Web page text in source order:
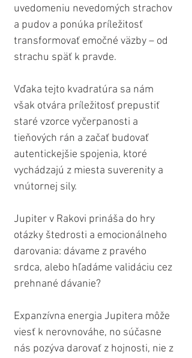
uvedomeniu nevedomých strachov
a pudov a ponúka príležitosť
transformovať emočné väzby – od
strachu späť k pravde.
Vďaka tejto kvadratúra sa nám
však otvára príležitosť prepustiť
staré vzorce vyčerpanosti a
tieňových rán a začať budovať
autentickejšie spojenia, ktoré
vychádzajú z miesta suverenity a
vnútornej sily.
Jupiter v Rakovi prináša do hry
otázky štedrosti a emocionálneho
darovania: dávame z pravého
srdca, alebo hľadáme validáciu cez
prehnané dávanie?
Expanzívna energia Jupitera môže
viesť k nerovnováhe, no súčasne
nás pozýva darovať z hojnosti, nie z